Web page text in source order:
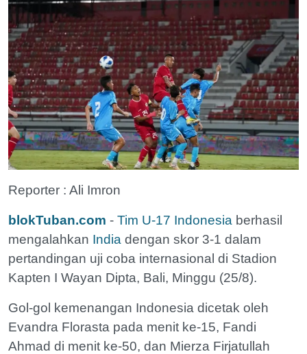
Reporter : Ali Imron
blokTuban.com - Tim U-17 Indonesia berhasil
mengalahkan India dengan skor 3-1 dalam
pertandingan uji coba internasional di Stadion
Kapten I Wayan Dipta, Bali, Minggu (25/8).
Gol-gol kemenangan Indonesia dicetak oleh
Evandra Florasta pada menit ke-15, Fandi
Ahmad di menit ke-50, dan Mierza Firjatullah